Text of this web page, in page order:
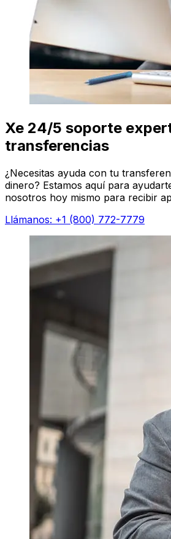
Xe 24/5 soporte
transferencias
¿Necesitas ayuda con tu
dinero? Estamos aquí para
nosotros hoy mismo para recibir
Llámanos: +1 (800) 772-7779